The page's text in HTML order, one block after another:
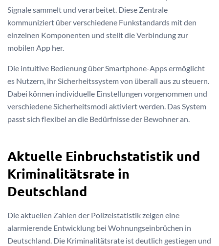
Signale sammelt und verarbeitet. Diese Zentrale
kommuniziert über verschiedene Funkstandards mit den
einzelnen Komponenten und stellt die Verbindung zur
mobilen App her.
Die intuitive Bedienung über Smartphone-Apps ermöglicht
es Nutzern, ihr Sicherheitssystem von überall aus zu steuern.
Dabei können individuelle Einstellungen vorgenommen und
verschiedene Sicherheitsmodi aktiviert werden. Das System
passt sich flexibel an die Bedürfnisse der Bewohner an.
Aktuelle Einbruchstatistik und
Kriminalitätsrate in
Deutschland
Die aktuellen Zahlen der Polizeistatistik zeigen eine
alarmierende Entwicklung bei Wohnungseinbrüchen in
Deutschland. Die Kriminalitätsrate ist deutlich gestiegen und